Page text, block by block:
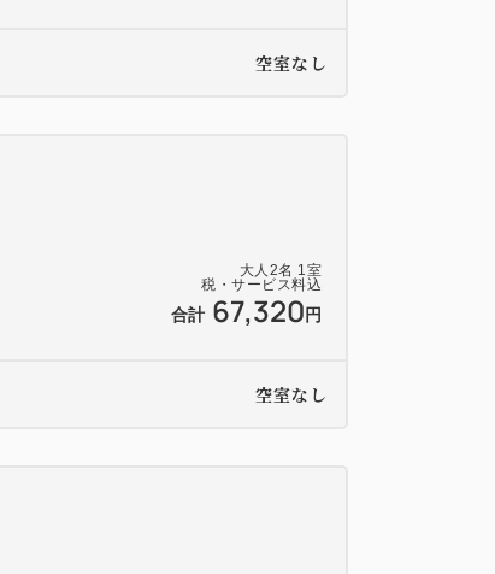
空室なし
大人 2名 1室
税・サービス料込
合計 67,320 円
空室なし